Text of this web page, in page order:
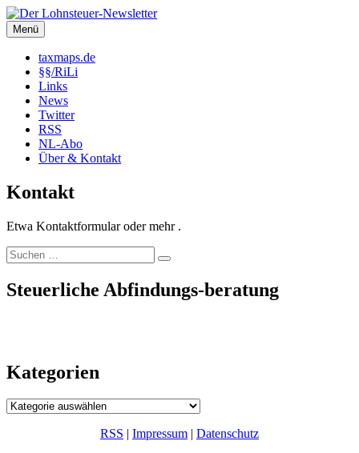
Zum
Inhalt
springen
Der Lohnsteuer-Newsletter
Steuerliche Informationen rund um das Arbeitsverhältnis (LSt,
SozVers, AR und mehr).
Menü
taxmaps.de
§§/RiLi
Links
News
Twitter
RSS
NL-Abo
Über & Kontakt
Kontakt
Etwa Kontaktformular oder mehr .
Suchen
nach:
Suchen
Steuerliche Abfindungs-beratung
Kategorien
Kategorien
RSS | Impressum | Datenschutz